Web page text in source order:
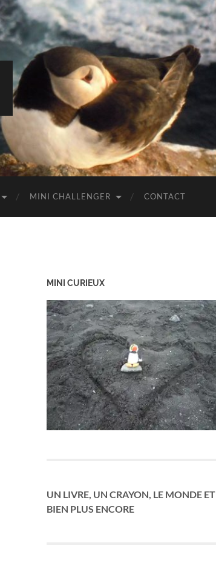
MINI CHALLENGER CONTACT
MINI CURIEUX
UN LIVRE, UN CRAYON, LE MONDE ET
BIEN PLUS ENCORE